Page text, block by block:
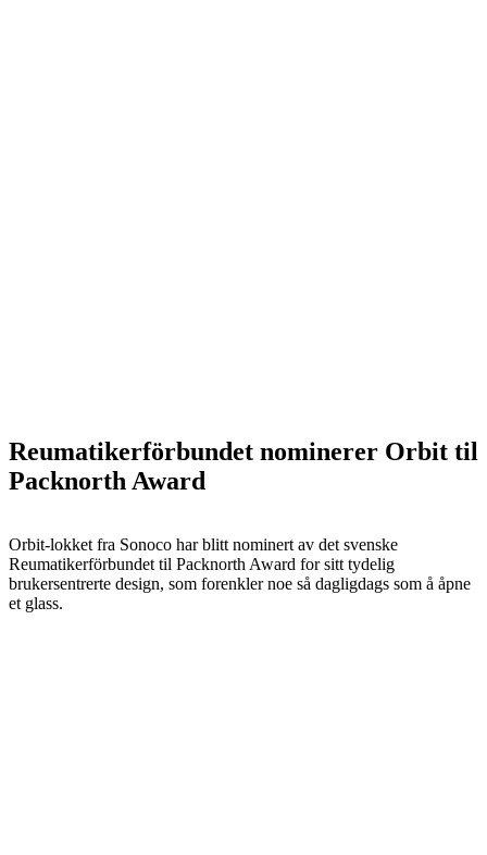
Reumatikerförbundet nominerer Orbit til
Packnorth Award
Orbit-lokket fra Sonoco har blitt nominert av det svenske
Reumatikerförbundet til Packnorth Award for sitt tydelig
brukersentrerte design, som forenkler noe så dagligdags som å åpne
et glass.